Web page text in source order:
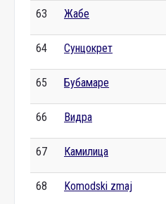
63 Жабе
64 Сунцокрет
65 Бубамаре
66 Видра
67 Камилица
68 Komodski zmaj